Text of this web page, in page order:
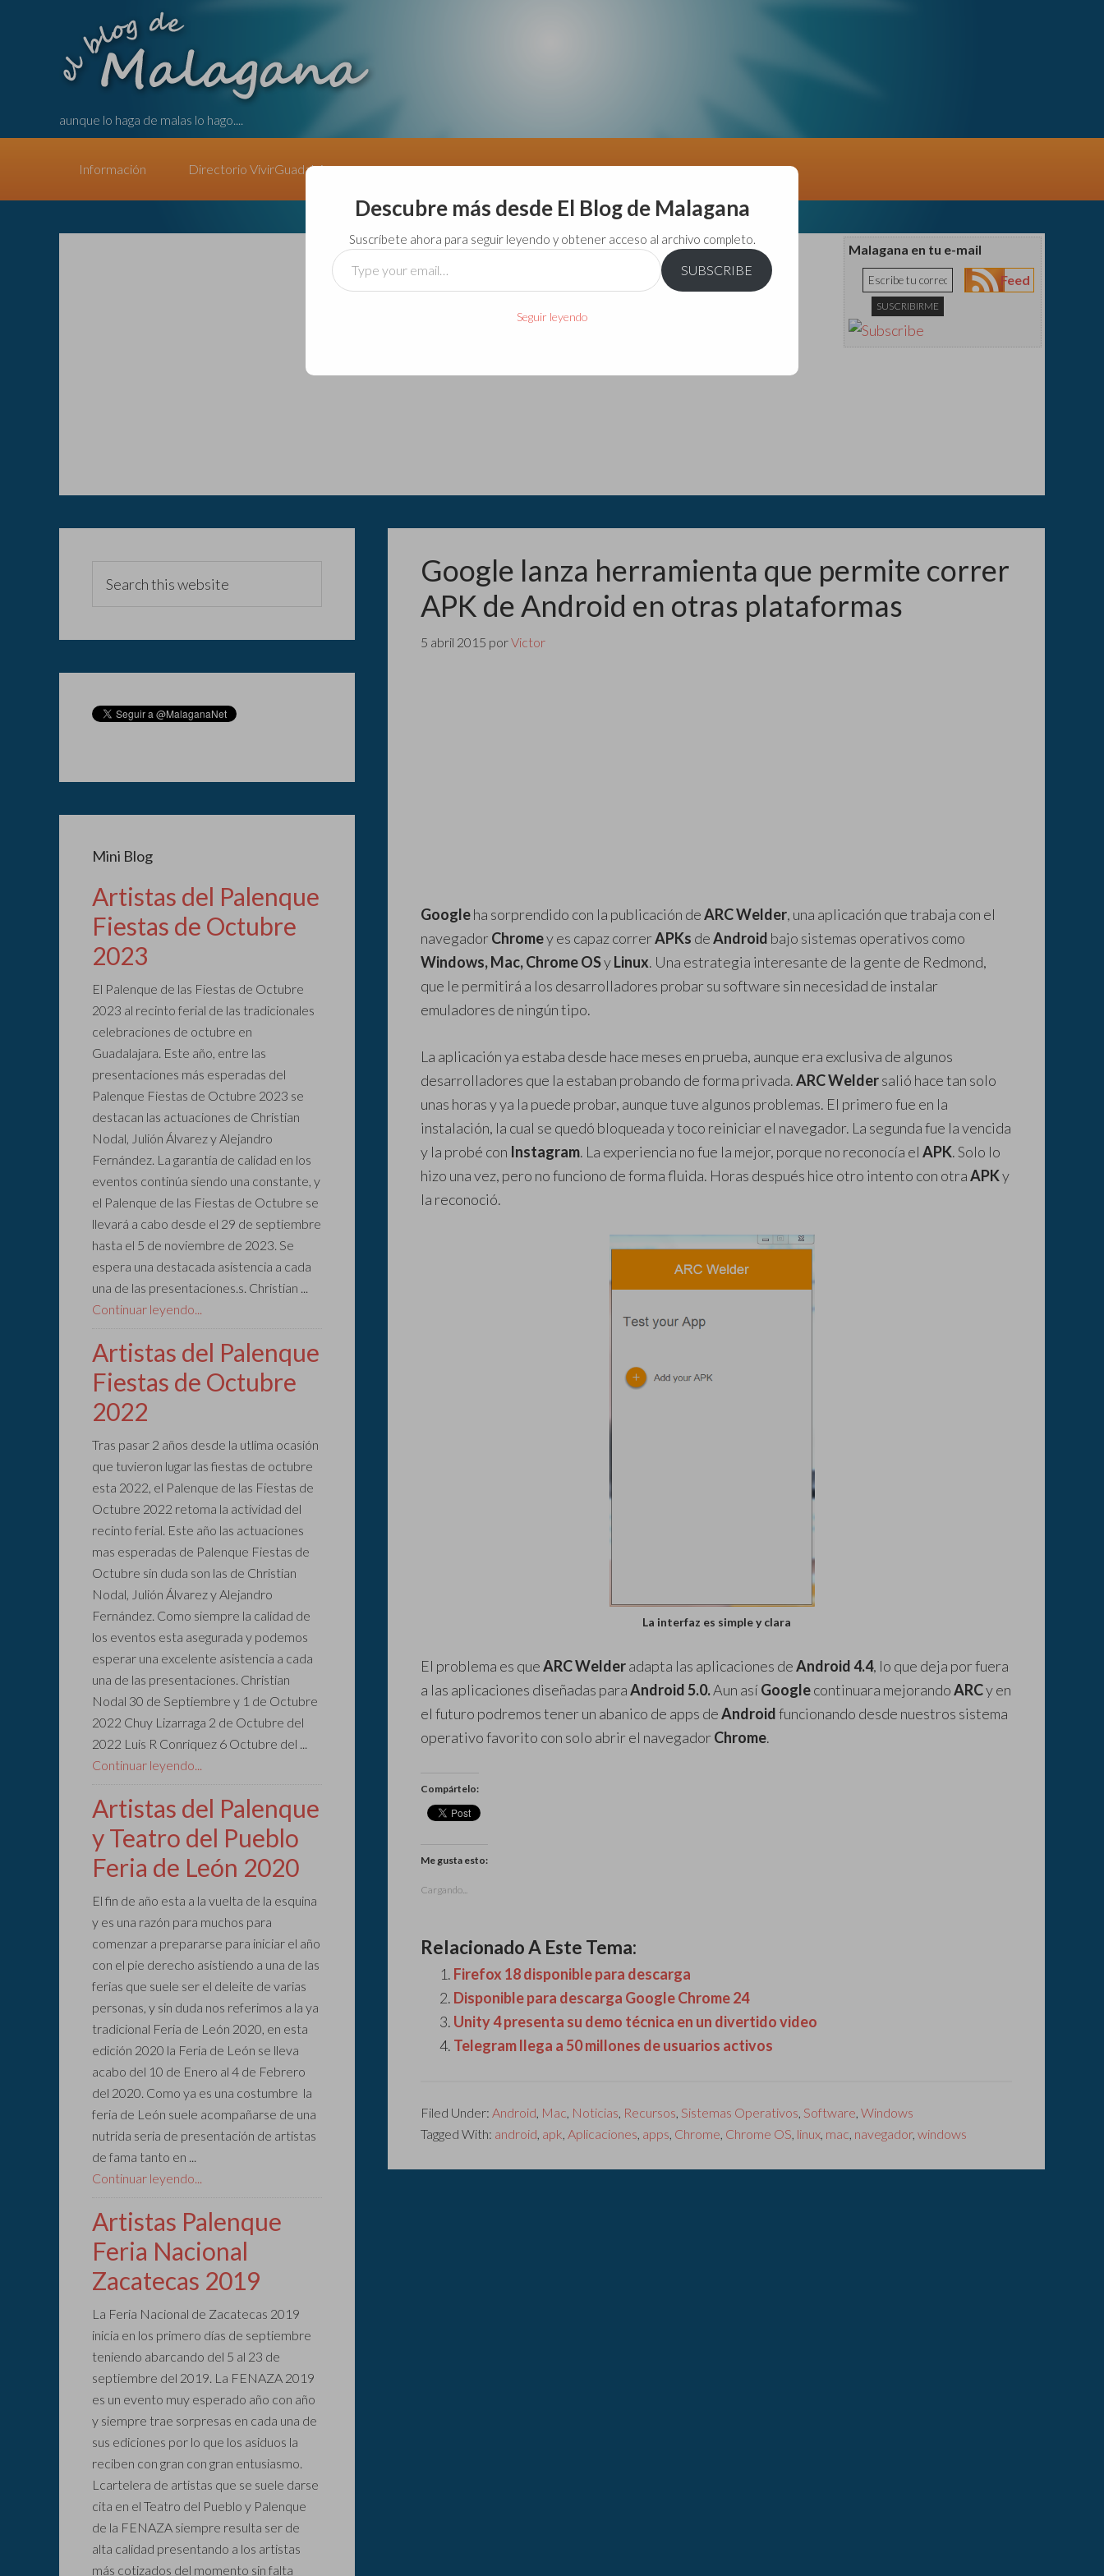
aunque lo haga de malas lo hago....
Información Directorio VivirGuadalajara
Malagana en tu e-mail
Feed
Google lanza herramienta que permite correr
APK de Android en otras plataformas
5 abril 2015 porVictor
Googleha sorprendido con la publicación deARC Welder, una aplicación que trabaja con el
navegadorChromey es capaz correrAPKs deAndroid bajo sistemas operativos como
Windows, Mac, Chrome OSyLinux. Una estrategia interesante de la gente de Redmond,
que le permitirá a los desarrolladores probar su software sin necesidad de instalar
emuladores de ningún tipo.
La aplicación ya estaba desde hace meses en prueba, aunque era exclusiva de algunos
desarrolladores que la estaban probando de forma privada.ARC Weldersalió hace tan solo
unas horas y ya la puede probar, aunque tuve algunos problemas. El primero fue en la
instalación, la cual se quedó bloqueada y toco reiniciar el navegador. La segunda fue la vencida
y la probé con Instagram. La experiencia no fue la mejor, porque no reconocía el APK. Solo lo
hizo una vez, pero no funciono de forma fluida. Horas después hice otro intento con otraAPKy
la reconoció.
La interfaz es simple y clara
El problema es queARC Welderadapta las aplicaciones deAndroid 4.4, lo que deja por fuera
a las aplicaciones diseñadas paraAndroid 5.0.Aun asíGooglecontinuara mejorandoARCy en
el futuro podremos tener un abanico de apps deAndroidfuncionando desde nuestros sistema
operativo favorito con solo abrir el navegadorChrome.
Compártelo:
Me gusta esto:
Cargando...
Relacionado A Este Tema:
Firefox 18 disponible para descarga
Disponible para descarga Google Chrome 24
Unity 4 presenta su demo técnica en un divertido video
Telegram llega a 50 millones de usuarios activos
Filed Under: Android, Mac, Noticias, Recursos, Sistemas Operativos, Software, Windows
Tagged With: android, apk, Aplicaciones, apps, Chrome, Chrome OS, linux, mac, navegador, windows
Mini Blog
Artistas del Palenque
Fiestas de Octubre
2023
El Palenque de las Fiestas de Octubre
2023 al recinto ferial de las tradicionales
celebraciones de octubre en
Guadalajara. Este año, entre las
presentaciones más esperadas del
Palenque Fiestas de Octubre 2023 se
destacan las actuaciones de Christian
Nodal, Julión Álvarez y Alejandro
Fernández. La garantía de calidad en los
eventos continúa siendo una constante, y
el Palenque de las Fiestas de Octubre se
llevará a cabo desde el 29 de septiembre
hasta el 5 de noviembre de 2023. Se
espera una destacada asistencia a cada
una de las presentaciones.s. Christian ...
Continuar leyendo...
Artistas del Palenque
Fiestas de Octubre
2022
Tras pasar 2 años desde la utlima ocasión
que tuvieron lugar las fiestas de octubre
esta 2022, el Palenque de las Fiestas de
Octubre 2022 retoma la actividad del
recinto ferial. Este año las actuaciones
mas esperadas de Palenque Fiestas de
Octubre sin duda son las de Christian
Nodal, Julión Álvarez y Alejandro
Fernández. Como siempre la calidad de
los eventos esta asegurada y podemos
esperar una excelente asistencia a cada
una de las presentaciones. Christian
Nodal 30 de Septiembre y 1 de Octubre
2022 Chuy Lizarraga 2 de Octubre del
2022 Luis R Conriquez 6 Octubre del ...
Continuar leyendo...
Artistas del Palenque
y Teatro del Pueblo
Feria de León 2020
El fin de año esta a la vuelta de la esquina
y es una razón para muchos para
comenzar a prepararse para iniciar el año
con el pie derecho asistiendo a una de las
ferias que suele ser el deleite de varias
personas, y sin duda nos referimos a la ya
tradicional Feria de León 2020, en esta
edición 2020 la Feria de León se lleva
acabo del 10 de Enero al 4 de Febrero
del 2020. Como ya es una costumbre la
feria de León suele acompañarse de una
nutrida seria de presentación de artistas
de fama tanto en ...
Continuar leyendo...
Artistas Palenque
Feria Nacional
Zacatecas 2019
La Feria Nacional de Zacatecas 2019
inicia en los primero días de septiembre
teniendo abarcando del 5 al 23 de
septiembre del 2019. La FENAZA 2019
es un evento muy esperado año con año
y siempre trae sorpresas en cada una de
sus ediciones por lo que los asiduos la
reciben con gran con gran entusiasmo.
Lcartelera de artistas que se suele darse
cita en el Teatro del Pueblo y Palenque
de la FENAZA siempre resulta ser de
alta calidad presentando a los artistas
más cotizados del momento sin falta
Descubre más desde El Blog de Malagana
Suscríbete ahora para seguir leyendo y obtener acceso al archivo completo.
Type
your
SUBSCRIBE
Seguir leyendo